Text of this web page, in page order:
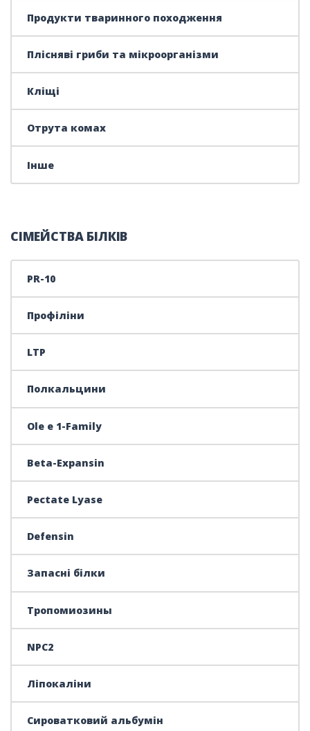
Продукти тваринного походження
Плісняві гриби та мікроорганізми
Кліщі
Отрута комах
Інше
СІМЕЙСТВА БІЛКІВ
PR-10
Профіліни
LTP
Полкальцини
Ole e 1-Family
Beta-Expansin
Pectate Lyase
Defensin
Запасні білки
Тропомиозины
NPC2
Ліпокаліни
Сироватковий альбумін